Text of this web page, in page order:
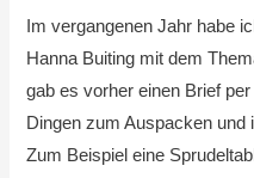
Im vergangenen Jahr habe
Hanna Buiting mit dem
gab es vorher einen Brief
Dingen zum Auspacken
Zum Beispiel eine